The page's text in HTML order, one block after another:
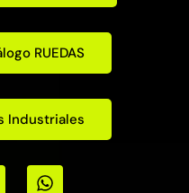
RUEDAS
Industriales